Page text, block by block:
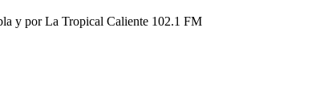
y por La Tropical Caliente 102.1 FM